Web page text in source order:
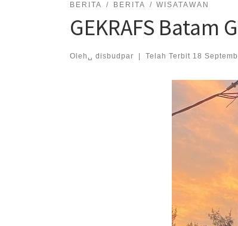
BERITA BERITA WISATAWAN
GEKRAFS
Oleh␣ disbudpar Telah Terbit 18